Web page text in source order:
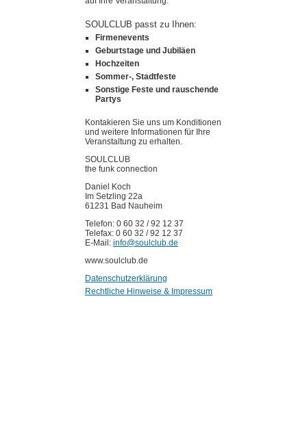
SOULCLUB passt zu Ihnen:
Firmenevents
Geburtstage und Jubiläen
Hochzeiten
Sommer-, Stadtfeste
Sonstige Feste und rauschende
Partys
Kontakieren Sie uns um Konditionen
und weitere Informationen für Ihre
Veranstaltung zu erhalten.
SOULCLUB
the funk connection
Daniel Koch
Im Setzling 22a
61231 Bad Nauheim
Telefon: 0 60 32 / 92 12 37
Telefax: 0 60 32 / 92 12 37
E-Mail: info@soulclub.de
www.soulclub.de
Datenschutzerklärung
Rechtliche Hinweise & Impressum